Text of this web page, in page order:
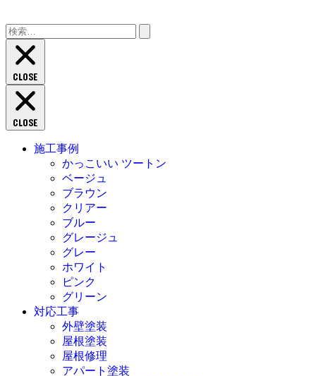
検
索:
CLOSE
CLOSE
施工事例
かっこいい ツートン
ベージュ
ブラウン
クリアー
ブルー
グレージュ
グレー
ホワイト
ピンク
グリーン
対応工事
外壁塗装
屋根塗装
屋根修理
アパート塗装